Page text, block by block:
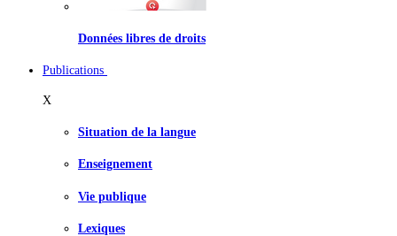
Données libres de droits
Publications
X
Situation de la langue
Enseignement
Vie publique
Lexiques